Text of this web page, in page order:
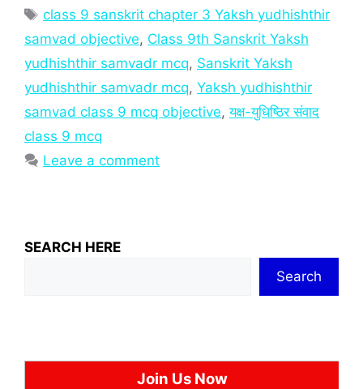
Tags
class 9 sanskrit chapter 3 Yaksh yudhishthir
samvad objective, Class 9th Sanskrit Yaksh
yudhishthir samvadr mcq, Sanskrit Yaksh
yudhishthir samvadr mcq, Yaksh yudhishthir
samvad class 9 mcq objective,यक्ष-युधिष्ठिर संवाद
class 9 mcq
Leave a comment
SEARCH HERE
Search
Join Us Now